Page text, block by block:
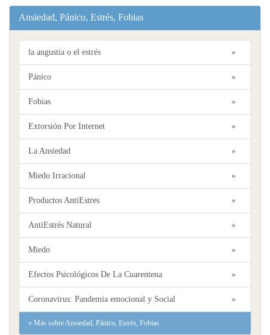
Ansiedad, Pánico, Estrés, Fobias
»
la angustia o el estrés
»
Pánico
»
Fobias
»
Extorsión Por Internet
»
La Ansiedad
»
Miedo Irracional
»
Productos AntiEstres
»
AntiEstrés Natural
»
Miedo
»
Efectos Psicológicos De La Cuarentena
»
Coronavirus: Pandemia emocional y Social
« Más sobre Ansiedad, Pánico, Estrés, Fobias